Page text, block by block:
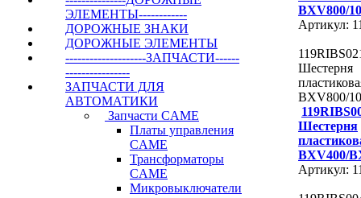
ЭЛЕМЕНТЫ------------
ДОРОЖНЫЕ ЗНАКИ
ДОРОЖНЫЕ ЭЛЕМЕНТЫ
--------------------ЗАПЧАСТИ------
----------------
ЗАПЧАСТИ ДЛЯ
АВТОМАТИКИ
Запчасти CAME
Платы управления
CAME
Трансформаторы
CAME
Микровыключатели
BXV800/
Артикул:
Шестерня
BXV800/
Шестерня
BXV400/
Артикул: